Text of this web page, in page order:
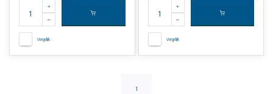
Vergelijk Vergelijk
1